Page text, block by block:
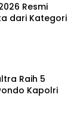
Resmi
dari Kategori
Raih 5
Kapolri